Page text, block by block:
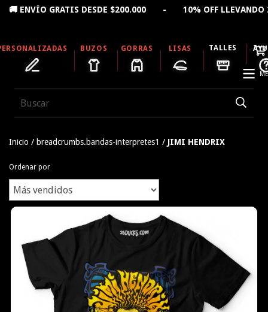
DESDE $200.000 - 10% OFF LLEVANDO 2
BUZOS GORRAS LISAS TALLES
Inicio / breadcrumbs.bandas-interpretes1 / JIMI HENDRIX
Ordenar por